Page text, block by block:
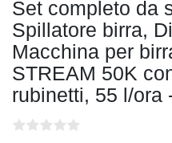
Set completo da
Spillatore birra,
Macchina per
STREAM 50K
rubinetti, 55 l/ora